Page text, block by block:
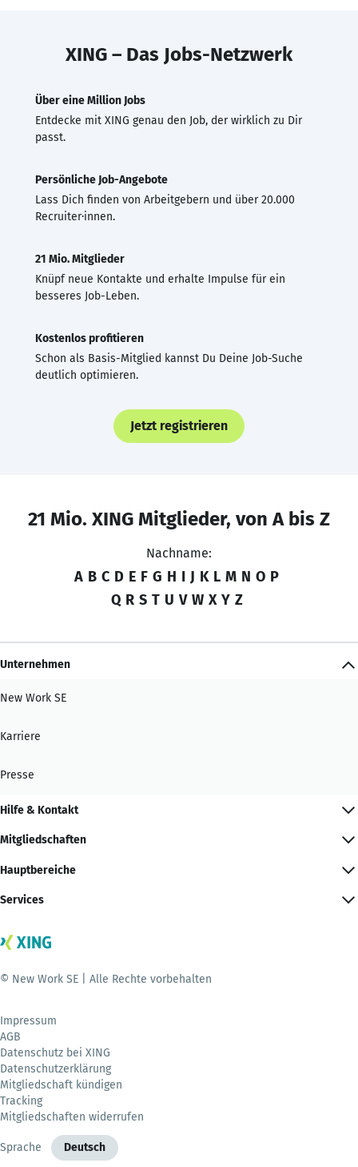
XING – Das Jobs-Netzwerk
Über eine Million Jobs
Entdecke mit XING genau den Job, der wirklich zu Dir
passt.
Persönliche Job-Angebote
Lass Dich finden von Arbeitgebern und über 20.000
Recruiter·innen.
21 Mio. Mitglieder
Knüpf neue Kontakte und erhalte Impulse für ein
besseres Job-Leben.
Kostenlos profitieren
Schon als Basis-Mitglied kannst Du Deine Job-Suche
deutlich optimieren.
Jetzt registrieren
21 Mio. XING Mitglieder, von A bis Z
Nachname:
A B C D E F G H I J K L M N O P
Q R S T U V W X Y Z
Unternehmen
New Work SE
Karriere
Presse
Hilfe & Kontakt
Mitgliedschaften
Hauptbereiche
Services
© New Work SE | Alle Rechte vorbehalten
Impressum
AGB
Datenschutz bei XING
Datenschutzerklärung
Mitgliedschaft kündigen
Tracking
Mitgliedschaften widerrufen
Sprache Deutsch